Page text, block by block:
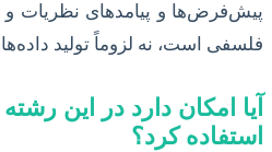
پیش‌فرض‌ها و پیامدهای نظریات و
فلسفی است، نه لزوماً تولید
آیا امکان دارد در این
استفاده کرد؟